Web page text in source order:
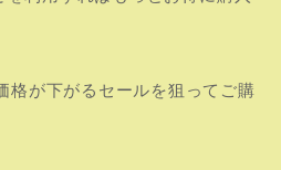
格が下がるセールを狙ってご購